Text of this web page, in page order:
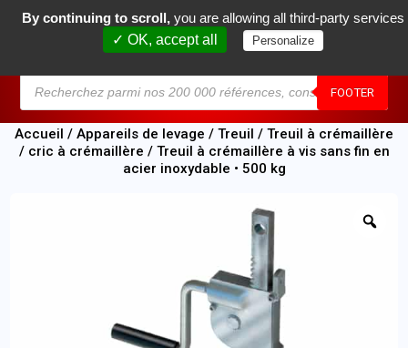
FOOTER
0
Accueil / Appareils de levage / Treuil / Treuil à crémaillère
/ cric à crémaillère / Treuil à crémaillère à vis sans fin en
acier inoxydable • 500 kg
By continuing to scroll, you are allowing all third-party services
✓ OK, accept all
Personalize